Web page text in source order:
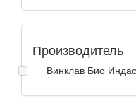
Производитель
Винклав Био